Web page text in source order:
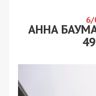
6/
АННА